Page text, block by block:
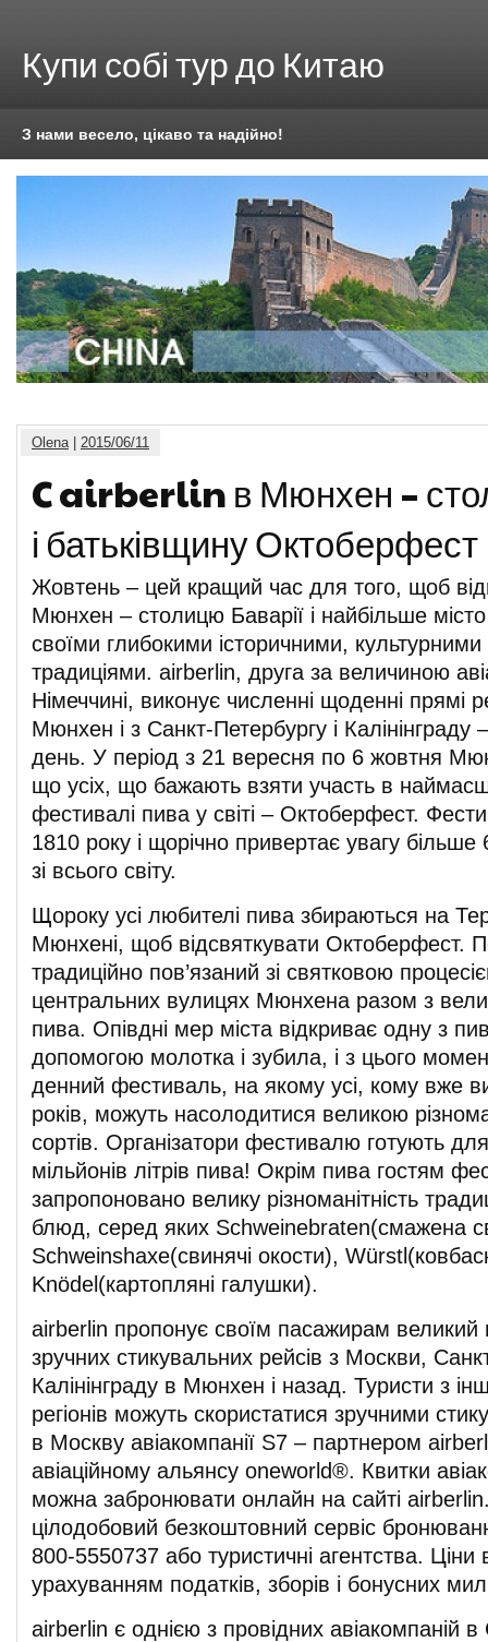
Купи собі тур до Китаю
З нами весело, цікаво та надійно!
Olena| 2015/06/11
C airberlin в Мюнхен –
і батьківщину Октоберфест
Жовтень – цей кращий час для того, щоб
Мюнхен – столицю Баварії і найбільше
своїми глибокими історичними,
традиціями. airberlin, друга за величиною
Німеччині, виконує численні щоденні прямі
Мюнхен і з Санкт-Петербургу і Калінінграду
день. У період з 21 вересня по 6 жовтня
що усіх, що бажають взяти участь в
фестивалі пива у світі – Октоберфест.
1810 року і щорічно привертає увагу більше
зі всього світу.
Щороку усі любителі пива збираються на
Мюнхені, щоб відсвяткувати Октоберфест.
традиційно пов’язаний зі святковою
центральних вулицях Мюнхена разом з
пива. Опівдні мер міста відкриває одну з
допомогою молотка і зубила, і з цього
денний фестиваль, на якому усі, кому вже
років, можуть насолодитися великою
сортів. Організатори фестивалю готують
мільйонів літрів пива! Окрім пива гостям
запропоновано велику різноманітність
блюд, серед яких Schweinebraten(смажена
Schweinshaxe(свинячі окости),
Knödel(картопляні галушки).
airberlin пропонує своїм пасажирам великий
зручних стикувальних рейсів з Москви,
Калінінграду в Мюнхен і назад. Туристи з
регіонів можуть скористатися зручними
в Москву авіакомпанії S7 – партнером
авіаційному альянсу oneworld®. Квитки
можна забронювати онлайн на сайті
цілодобовий безкоштовний сервіс
800-5550737 або туристичні агентства. Ціни
урахуванням податків, зборів і бонусних
airberlin є однією з провідних авіакомпаній